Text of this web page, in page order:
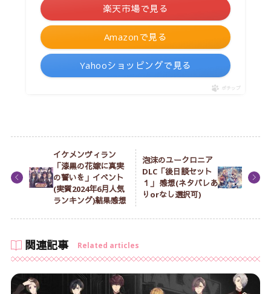
Amazonで見る
楽天市場で見る
Yahooショッピングで見る
ポチップ
イケメンヴィラン
「漆黒の花嫁に真実
の誓いを」イベント
(実質2024年6月人気
ランキング)結果感想
泡沫のユークロニア
DLC「後日談セット
１」 感想(ネタバレあ
りorなし選択可)
関連記事 Related articles